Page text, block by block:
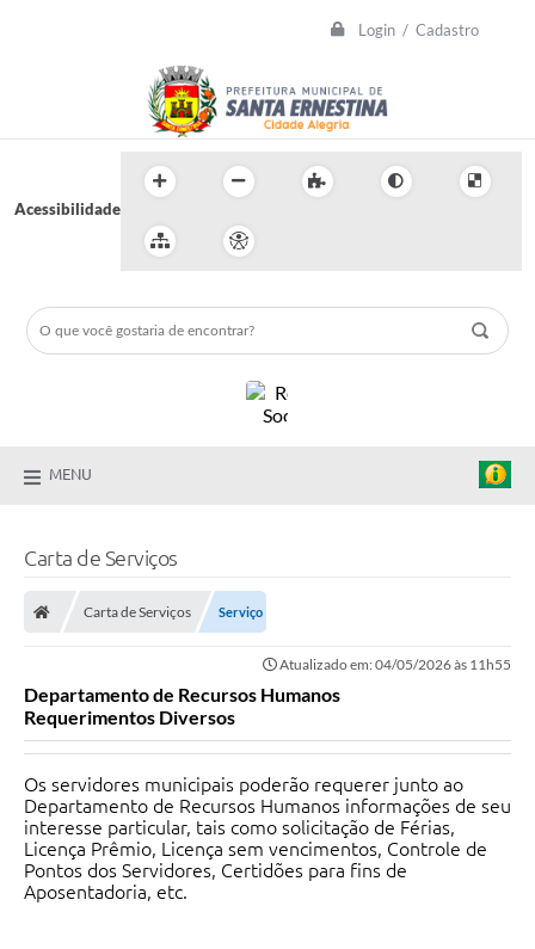
Login / Cadastro
Acessibilidade
MENU
Carta de Serviços
Carta de Serviços Serviço
Atualizado em: 04/05/2026 às 11h55
Departamento de Recursos Humanos
Requerimentos Diversos
Os servidores municipais poderão requerer junto ao
Departamento de Recursos Humanos informações de seu
interesse particular, tais como solicitação de Férias,
Licença Prêmio, Licença sem vencimentos, Controle de
Pontos dos Servidores, Certidões para fins de
Aposentadoria, etc.